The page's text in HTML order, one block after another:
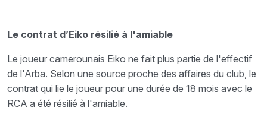
Le contrat d’Eiko résilié à l'amiable
Le joueur camerounais Eiko ne fait plus partie de l'effectif
de l'Arba. Selon une source proche des affaires du club, le
contrat qui lie le joueur pour une durée de 18 mois avec le
RCA a été résilié à l'amiable.